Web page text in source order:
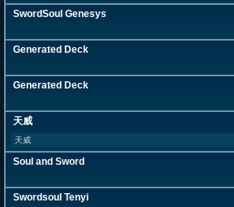
SwordSoul Genesys
Generated Deck
Generated Deck
天威
天威
Soul and Sword
Swordsoul Tenyi